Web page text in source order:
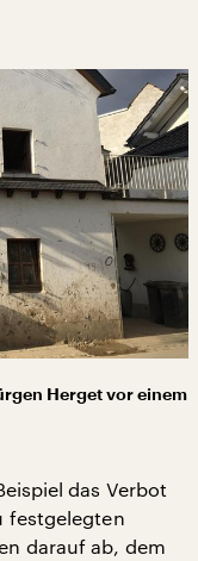
Herget vor einem
das Verbot
festgelegten
darauf ab, dem